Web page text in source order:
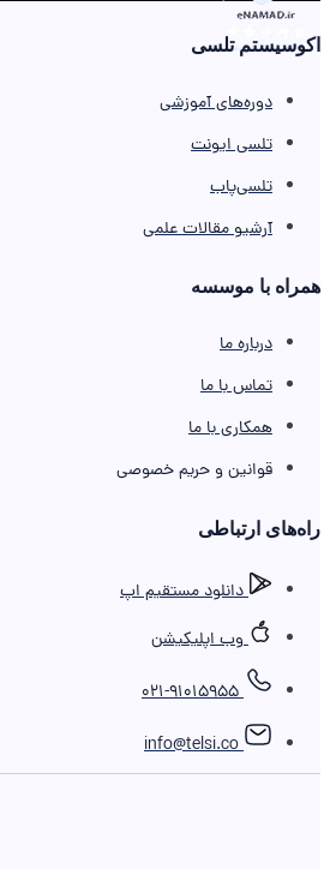
اکوسیستم تلسی
دوره‌های آموزشی
تلسی ایونت
تلسی‌پاب
آرشیو مقالات علمی
همراه با موسسه
درباره ما
تماس با ما
همکاری با ما
قوانین و حریم خصوصی
را‌ه‌های ارتباطی
دانلود مستقیم اپ
وب اپلیکیشن
021-91015955
info@telsi.co